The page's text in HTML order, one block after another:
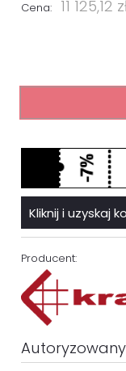
Cena: 11 125,12
Kliknij i uzyskaj
Producent: